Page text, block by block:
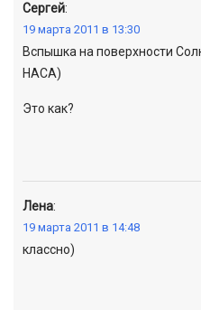
Сергей:
19 марта 2011 в 13:30
Вспышка на поверхности
НАСА)
Это как?
Лена:
19 марта 2011 в 14:48
классно)